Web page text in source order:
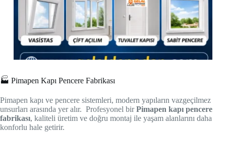
🏭 Pimapen Kapı Pencere Fabrikası
Pimapen kapı ve pencere sistemleri, modern yapıların vazgeçilmez
unsurları arasında yer alır. Profesyonel birPimapen kapı pencere
fabrikası, kaliteli üretim ve doğru montaj ile yaşam alanlarını daha
konforlu hale getirir.